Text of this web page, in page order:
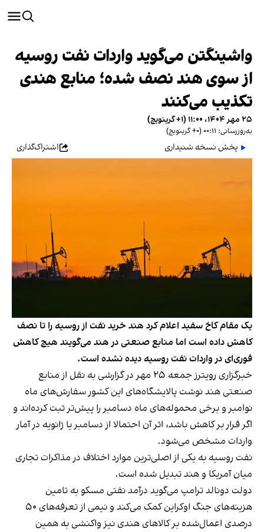
واشینگتن می‌گوید واردات نفت روسیه
از سوی هند نصف شده؛ منابع هندی
تکذیب می‌کنند
۲۵ مهر ۱۴۰۴، ۱۱:۰۰ (‎+۱ گرینویچ)
به‌روزرسانی: ۰۰:۱۱ (‎+۰ گرینویچ)
پخش نسخه شنیداری اشتراک‌گذاری
یک مقام کاخ سفید اعلام کرد هند خرید نفت از روسیه را تا نصف
کاهش داده است اما منابع صنعتی در هند می‌گویند هیچ کاهش
فوری‌ای در واردات نفت روسیه دیده نشده است.
خبرگزاری رویترز جمعه ۲۵ مهر در گزارشی به نقل از منابع
صنعتی هند نوشت پالایشگاه‌های این کشور سفارش‌های ماه
نوامبر و برخی محموله‌های ماه دسامبر را پیش‌تر ثبت کرده‌اند و
اگر قرار بر کاهش باشد، اثر آن احتمالا از دسامبر یا ژانویه در آمار
واردات مشخص می‌شود.
نفت روسیه به یکی از اصلی‌ترین موارد اختلاف در مذاکرات تجاری
میان آمریکا و هند تبدیل شده است.
دولت دونالد ترامپ می‌گوید درآمد نفتی مسکو به تامین
هزینه‌های جنگ اوکراین کمک می‌کند و نیمی از تعرفه‌های ۵۰
درصدی اعمال‌شده بر کالاهای هندی نیز واکنشی به همین